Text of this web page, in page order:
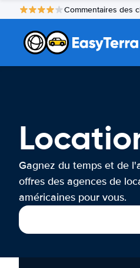
Commentaires des
Gagnez du temps et de
offres des agences de
américaines pour vous.